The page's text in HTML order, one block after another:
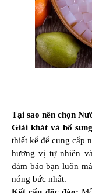
Tại sao nên chọn
Giải khát và bổ
thiết kế để cung cấp
hương vị tự nhiên
đảm bảo bạn luôn
nóng bức nhất.